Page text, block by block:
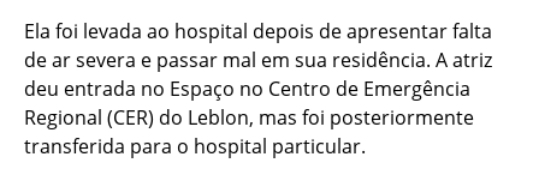
Ela foi levada ao hospital depois de apresentar falta
de ar severa e passar mal em sua residência. A atriz
deu entrada no Espaço no Centro de Emergência
Regional (CER) do Leblon, mas foi posteriormente
transferida para o hospital particular.